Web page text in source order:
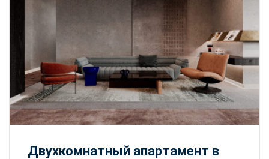
Двухкомнатный апартамент в